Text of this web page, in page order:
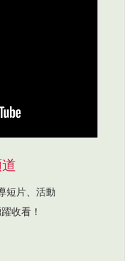
短片、活動
收看！